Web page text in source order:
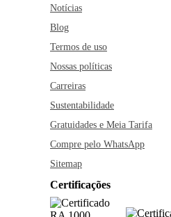
Notícias
Blog
Termos de uso
Nossas políticas
Carreiras
Sustentabilidade
Gratuidades e Meia Tarifa
Compre pelo WhatsApp
Sitemap
Certificações